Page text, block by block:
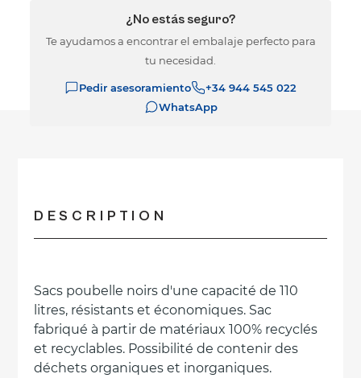
¿No estás seguro?
Te ayudamos a encontrar el embalaje perfecto para
tu necesidad.
Pedir asesoramiento
+34 944 545 022
WhatsApp
DESCRIPTION
Sacs poubelle noirs d'une capacité de 110
litres, résistants et économiques. Sac
fabriqué à partir de matériaux 100% recyclés
et recyclables. Possibilité de contenir des
déchets organiques et inorganiques.